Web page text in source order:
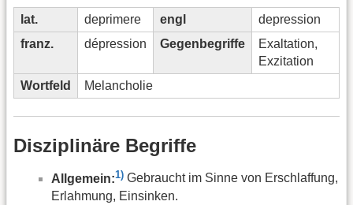
lat. deprimere engl
depression
franz.
dépression Gegenbegriffe
Exaltation,
Exzitation
Wortfeld
Melancholie
Disziplinäre Begriffe
Allgemein:1) Gebraucht im Sinne von Erschlaffung,
Erlahmung, Einsinken.